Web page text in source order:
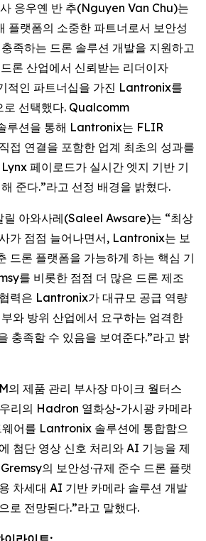
응우옌 반 추(Nguyen Van Chu)는
플랫폼의 소중한 파트너로서 보안성
족하는 드론 솔루션 개발을 지원하고
론 산업에서 신뢰받는 리더이자
적인 파트너십을 가진 Lantronix를
로 선택했다. Qualcomm
루션을 통해 Lantronix는 FLIR
접 연결을 포함한 업계 최초의 성과를
페이로드가 실시간 엣지 기반 기
준다.”라고 선정 배경을 밝혔다.
아와사레(Saleel Awsare)는 “최상
가 점점 늘어나면서, Lantronix는 보
드론 플랫폼을 가능하게 하는 핵심 기
를 비롯한 점점 더 많은 드론 제조
력은 Lantronix가 대규모 공급 역량
와 방위 산업에서 요구하는 엄격한
충족할 수 있음을 보여준다.”라고 밝
제품 관리 부사장 마이크 월터스
리의 Hadron 열화상-가시광 카메라
어를 Lantronix 솔루션에 통합함으
첨단 영상 신호 처리와 AI 기능을 제
의 보안성·규제 준수 드론 플랫
차세대 AI 기반 카메라 솔루션 개발
로 전망된다.”라고 말했다.